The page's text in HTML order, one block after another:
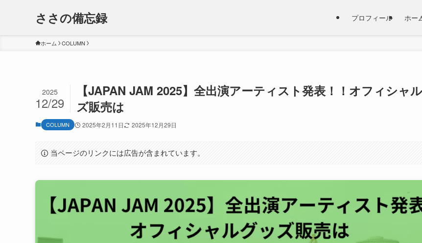
ささの備忘録 プロフィール ホー
ホーム COLUMN
【JAPAN JAM 2025】全出演アーティスト発表！！オフィシャ
ズ販売は
2025
12/29
COLUMN 2025年2月11日 2025年12月29日
当ページのリンクには広告が含まれています。